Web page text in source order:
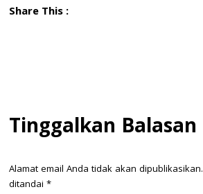
Share This :
Tinggalkan Balasan
Alamat email Anda tidak akan dipublikasikan.
ditandai *